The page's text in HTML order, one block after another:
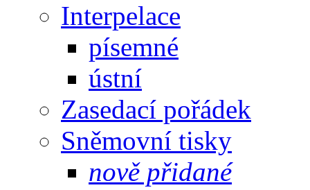
Interpelace
písemné
ústní
Zasedací pořádek
Sněmovní tisky
nově přidané